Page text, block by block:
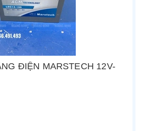
ĐIỆN MARSTECH 12V-